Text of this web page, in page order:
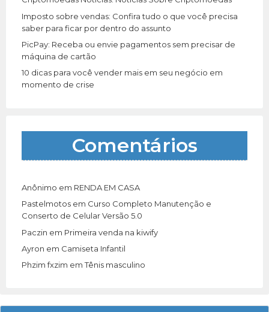
Imposto sobre vendas: Confira tudo o que você precisa
saber para ficar por dentro do assunto
PicPay: Receba ou envie pagamentos sem precisar de
máquina de cartão
10 dicas para você vender mais em seu negócio em
momento de crise
Comentários
Anônimo em RENDA EM CASA
Pastelmotos em Curso Completo Manutenção e
Conserto de Celular Versão 5.0
Paczin em Primeira venda na kiwify
Ayron em Camiseta Infantil
Phzim fxzim emTênis masculino